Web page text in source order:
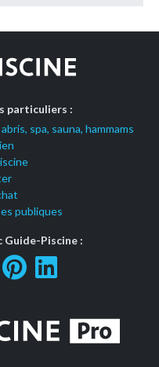
particuliers :
spa, sauna, hammams
publiques
Guide-Piscine :